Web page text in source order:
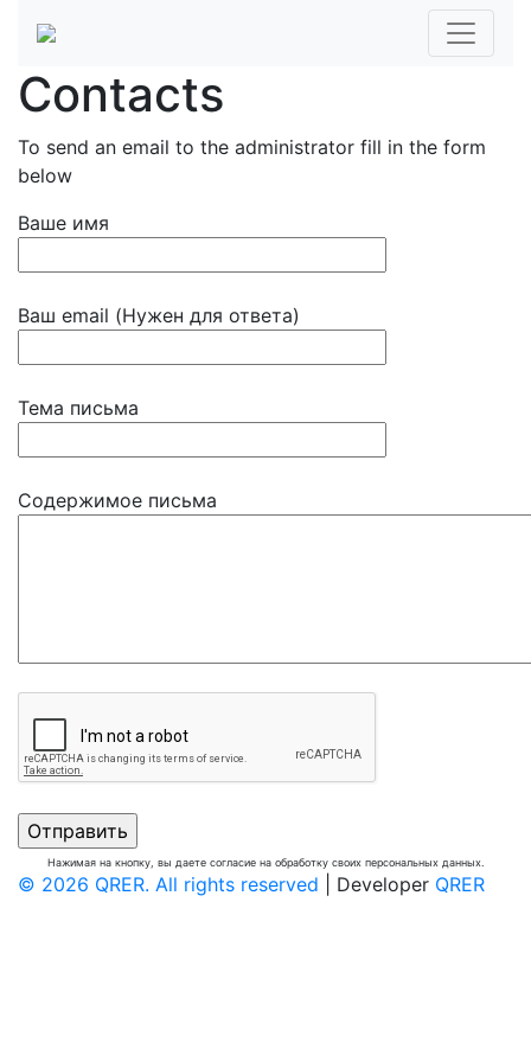
Contacts
To send an email to the administrator fill in the form
below
Ваше имя
Ваш email (Нужен для ответа)
Тема письма
Содержимое письма
Нажимая на кнопку, вы даете согласие на обработку своих персональных данных.
© 2026 QRER. All rights reserved | Developer QRER